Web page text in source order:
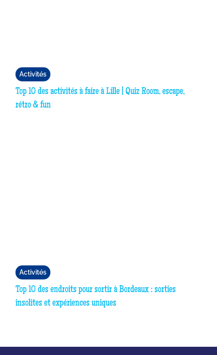
Activités
Top 10 des activités à faire à Lille | Quiz Room, escape,
rétro & fun
Activités
Top 10 des endroits pour sortir à Bordeaux : sorties
insolites et expériences uniques